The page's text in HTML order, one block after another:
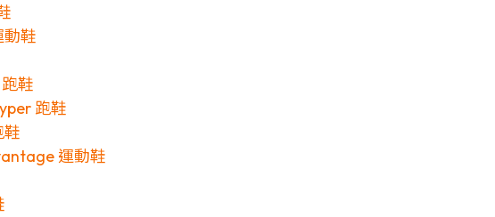
鞋
鞋
跑鞋
運動鞋